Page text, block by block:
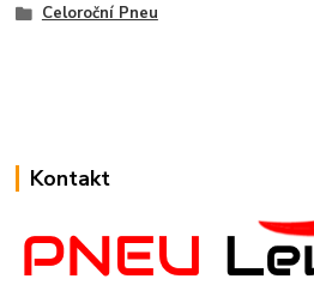
Celoroční Pneu
Kontakt